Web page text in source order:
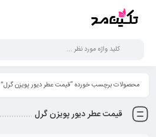
محصولات برچسب خورده “قیمت عطر دیور پویزن گرل”
قیمت عطر دیور پویزن گرل